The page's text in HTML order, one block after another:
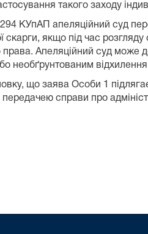
такого заходу
КУпАП апеляційний суд
якщо під час
Апеляційний суд може
необґрунтованим
що заява Особи 1
справи про